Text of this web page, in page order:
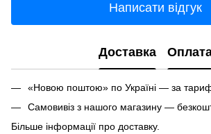
Написати відгук
Доставка
«Новою поштою» по Україні — за
Самовивіз з нашого магазину —
Більше інформації про доставку.